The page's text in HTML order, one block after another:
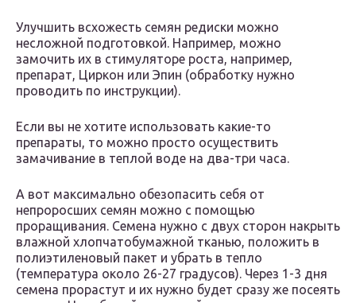
Улучшить всхожесть семян редиски можно
несложной подготовкой. Например, можно
замочить их в стимуляторе роста, например,
препарат, Циркон или Эпин (обработку нужно
проводить по инструкции).
Если вы не хотите использовать какие-то
препараты, то можно просто осуществить
замачивание в теплой воде на два-три часа.
А вот максимально обезопасить себя от
непроросших семян можно с помощью
проращивания. Семена нужно с двух сторон накрыть
влажной хлопчатобумажной тканью, положить в
полиэтиленовый пакет и убрать в тепло
(температура около 26-27 градусов). Через 1-3 дня
семена прорастут и их нужно будет сразу же посеять